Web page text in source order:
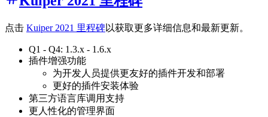
点击 Kuiper 2021 里程碑以获取更多详细信息和最新更新。
Q1 - Q4: 1.3.x - 1.6.x
插件增强功能
为开发人员提供更友好的插件开发和部署
更好的插件安装体验
第三方语言库调用支持
更人性化的管理界面